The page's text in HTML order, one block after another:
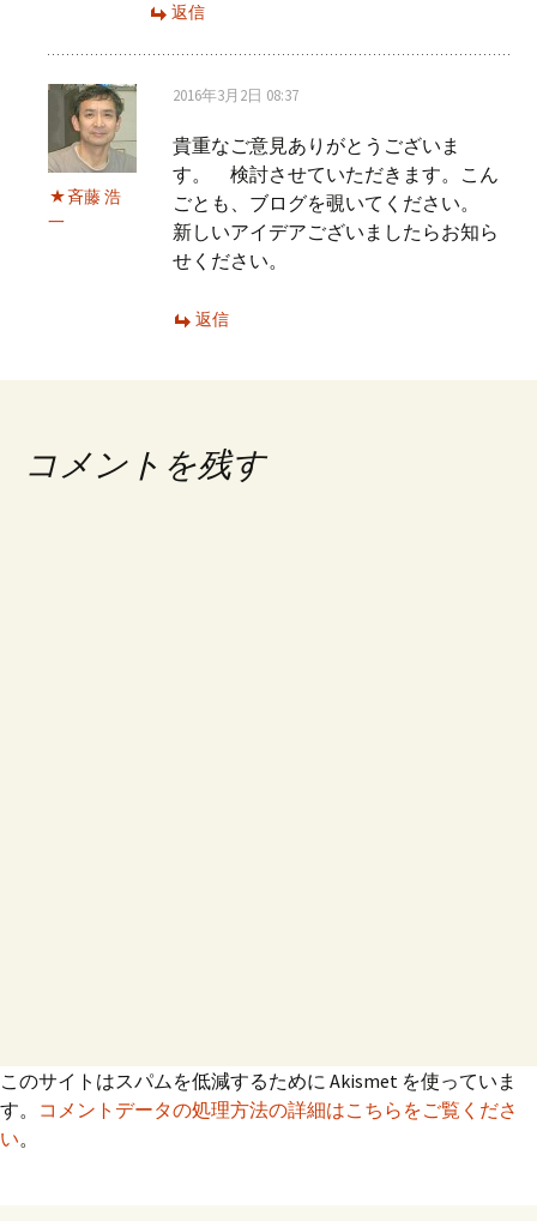
返信
斉藤 浩
一
2016年3月2日 08:37
貴重なご意見ありがとうございま
す。 検討させていただきます。こん
ごとも、ブログを覗いてください。
新しいアイデアございましたらお知ら
せください。
返信
コメントを残す
このサイトはスパムを低減するために Akismet を使っていま
す。 コメントデータの処理方法の詳細はこちらをご覧くださ
い。